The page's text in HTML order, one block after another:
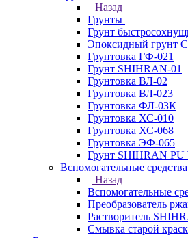
Назад
Грунты
Грунт
Эпоксидный грунт
Грунтовка ГФ-021
Грунт SHIHRAN-01
Грунтовка ВЛ-02
Грунтовка ВЛ-023
Грунтовка ФЛ-03К
Грунтовка ХС-010
Грунтовка ХС-068
Грунтовка ЭФ-065
Грунт SHIHRAN PU
Вспомогательные средства
Назад
Вспомогательные
Преобразователь
Растворитель
Смывка старой